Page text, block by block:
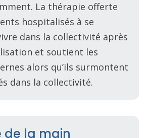
La thérapie offerte
hospitalisés à se
dans la collectivité après
et soutient les
alors qu’ils surmontent
dans la collectivité.
de la main